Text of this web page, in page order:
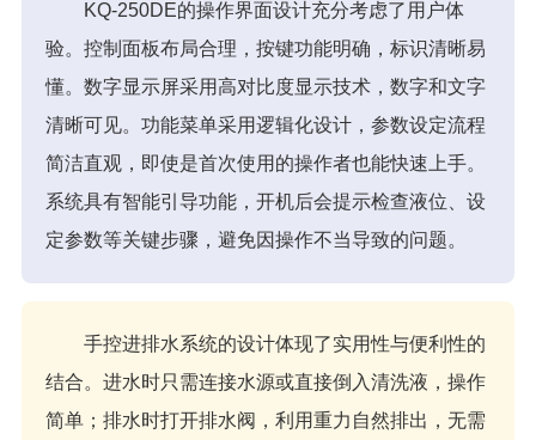
KQ-250DE的操作界面设计充分考虑了用户体
验。控制面板布局合理，按键功能明确，标识清晰易
懂。数字显示屏采用高对比度显示技术，数字和文字
清晰可见。功能菜单采用逻辑化设计，参数设定流程
简洁直观，即使是首次使用的操作者也能快速上手。
系统具有智能引导功能，开机后会提示检查液位、设
定参数等关键步骤，避免因操作不当导致的问题。
手控进排水系统的设计体现了实用性与便利性的
结合。进水时只需连接水源或直接倒入清洗液，操作
简单；排水时打开排水阀，利用重力自然排出，无需